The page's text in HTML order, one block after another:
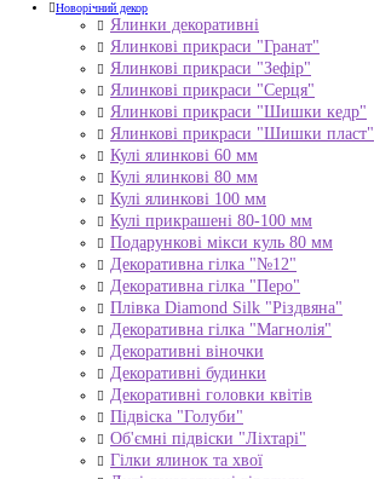
Новорічний декор
Ялинки декоративні
Ялинкові прикраси "Гранат"
Ялинкові прикраси "Зефір"
Ялинкові прикраси "Серця"
Ялинкові прикраси "Шишки кедр"
Ялинкові прикраси "Шишки пласт"
Кулі ялинкові 60 мм
Кулі ялинкові 80 мм
Кулі ялинкові 100 мм
Кулі прикрашені 80-100 мм
Подарункові мікси куль 80 мм
Декоративна гілка "№12"
Декоративна гілка "Перо"
Плівка Diamond Silk "Різдвяна"
Декоративна гілка "Магнолія"
Декоративні віночки
Декоративні будинки
Декоративні головки квітів
Підвіска "Голуби"
Об'ємні підвіски "Ліхтарі"
Гілки ялинок та хвої